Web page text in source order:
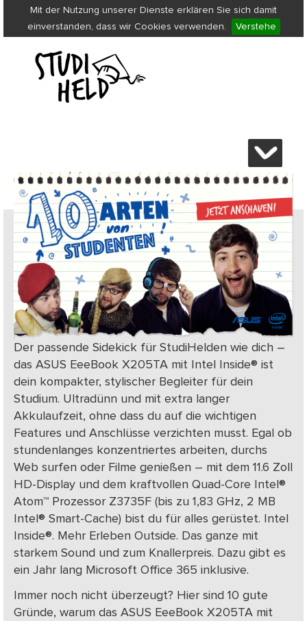
Mit der Nutzung unserer Dienste erklären Sie sich damit
einverstanden, dass wir Cookies verwenden.
Verstehe
Der passende Sidekick für StudiHelden wie dich –
das ASUS EeeBook X205TA mit Intel Inside® ist
dein kompakter, stylischer Begleiter für dein
Studium. Ultradünn und mit extra langer
Akkulaufzeit, ohne dass du auf die wichtigen
Features und Anschlüsse verzichten musst. Egal ob
stundenlanges konzentriertes arbeiten, durchs
Web surfen oder Filme genießen – mit dem 11.6 Zoll
HD-Display und dem kraftvollen Quad-Core Intel®
Atom™ Prozessor Z3735F (bis zu 1,83 GHz, 2 MB
Intel® Smart-Cache) bist du für alles gerüstet. Intel
Inside®. Mehr Erleben Outside. Das ganze mit
starkem Sound und zum Knallerpreis. Dazu gibt es
ein Jahr lang Microsoft Office 365 inklusive.
Immer noch nicht überzeugt? Hier sind 10 gute
Gründe, warum das ASUS EeeBook X205TA mit